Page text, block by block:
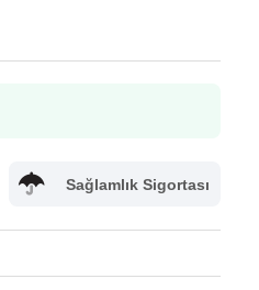
Sağlamlık Sigortası